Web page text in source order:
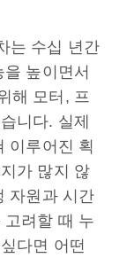
는 수십 년간
높이면서
해 모터, 프
니다. 실제
이루어진 획
가 많지 않
자원과 시간
려할 때 누
다면 어떤